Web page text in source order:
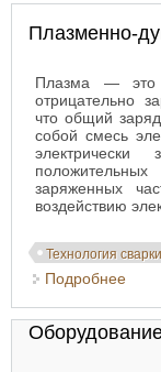
Плазменно-
Плазма — это
отрицательно
что общий
собой смесь
заряженных
воздействию
Технология сварки
Подробнее